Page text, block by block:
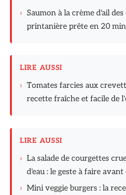
› Saumon à la crème d'ail
printanière prête en 20
LIRE AUSSI
› Tomates farcies aux
recette fraîche et facile de
LIRE AUSSI
› La salade de courgettes
d'eau : le geste à faire
› Mini veggie burgers : la